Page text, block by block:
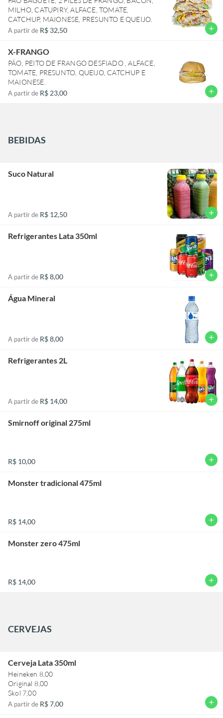
MILHO, CATUPIRY, ALFACE, TOMATE,
CATCHUP, MAIONESE, PRESUNTO E QUEIJO.
A partir de R$ 32,50 add
X-FRANGO
PÃO, PEITO DE FRANGO DESFIADO , ALFACE,
TOMATE, PRESUNTO, QUEIJO, CATCHUP E
MAIONESE.
A partir de R$ 23,00 add
BEBIDAS
Suco Natural
A partir de R$ 12,50 add
Refrigerantes Lata 350ml
A partir de R$ 8,00 add
Água Mineral
A partir de R$ 8,00 add
Refrigerantes 2L
A partir de R$ 14,00 add
Smirnoff original 275ml
R$ 10,00 add
Monster tradicional 475ml
R$ 14,00 add
Monster zero 475ml
R$ 14,00 add
CERVEJAS
Cerveja Lata 350ml
Heineken 8,00
Original 8,00
Skol 7,00
A partir de R$ 7,00 add